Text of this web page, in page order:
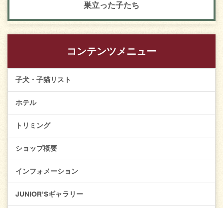
巣立った子たち
コンテンツメニュー
子犬・子猫リスト
ホテル
トリミング
ショップ概要
インフォメーション
JUNIOR’Sギャラリー